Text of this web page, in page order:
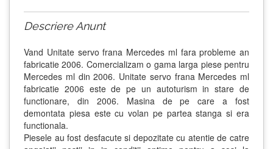
Descriere Anunt
Vand Unitate servo frana Mercedes ml fara probleme an
fabricatie 2006. Comercializam o gama larga piese pentru
Mercedes ml din 2006. Unitate servo frana Mercedes ml
fabricatie 2006 este de pe un autoturism in stare de
functionare, din 2006. Masina de pe care a fost
demontata piesa este cu volan pe partea stanga si era
functionala.
Piesele au fost desfacute si depozitate cu atentie de catre